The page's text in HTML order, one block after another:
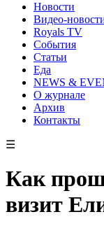
Новости
Видео-
Royals TV
События
Статьи
Еда
NEWS &
О журнале
Архив
Контакты
☰
Как
визит